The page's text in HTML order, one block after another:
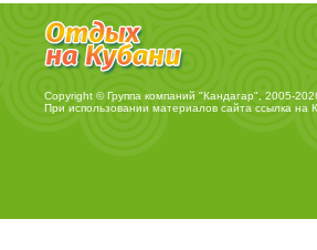
Copyright © Группа компаний "Кандагар", 2005-
При использовании материалов сайта ссылка на